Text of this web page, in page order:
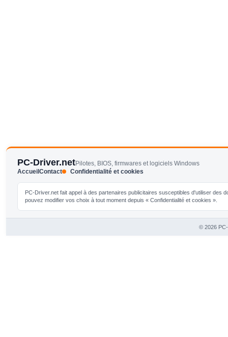
PC-Driver.netPilotes, BIOS, firmwares et logiciels Windows
AccueilContact Confidentialité et cookies
PC-Driver.net fait appel à des partenaires publicitaires susceptibles d'utiliser
pouvez modifier vos choix à tout moment depuis « Confidentialité et cookies ».
© 2026